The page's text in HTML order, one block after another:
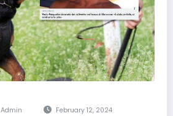
Admin February 12, 2024